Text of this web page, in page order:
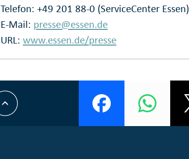
Telefon: +49 201 88-0 (ServiceCenter Essen)
E-Mail: presse@essen.de
URL:www.essen.de/presse